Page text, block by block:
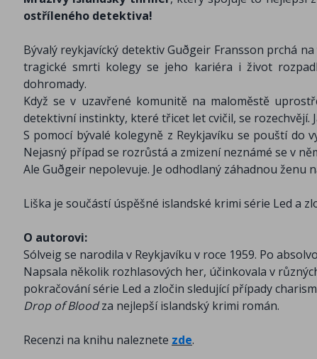
ostříleného detektiva!
Bývalý reykjavícký detektiv Guðgeir Fransson prchá
tragické smrti kolegy se jeho kariéra i život
dohromady.
Když se v uzavřené komunitě na maloměstě
detektivní instinkty, které třicet let cvičil, se rozechvějí.
S pomocí bývalé kolegyně z Reykjavíku se pouští do
Nejasný případ se rozrůstá a zmizení neznámé se v
Ale Guðgeir nepolevuje. Je odhodlaný záhadnou
Liška je součástí úspěšné islandské krimi série Led a
O autorovi:
Sólveig se narodila v Reykjavíku v roce 1959. Po
Napsala několik rozhlasových her, účinkovala v
pokračování série Led a zločin sledující případy
Drop of Bloodza nejlepší islandský krimi román.
Recenzi na knihu naleznete zde.